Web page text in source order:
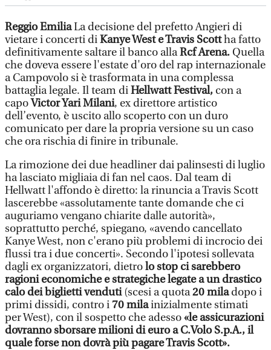
Reggio EmiliaLa decisione del prefetto Angieri di
vietare i concerti diKanye West e Travis Scottha fatto
definitivamente saltare il banco allaRcf Arena. Quella
che doveva essere l'estate d'oro del rap internazionale
a Campovolo si è trasformata in una complessa
battaglia legale. Il team diHellwatt Festival, con a
capoVictor Yari Milani, ex direttore artistico
dell’evento, è uscito allo scoperto con un duro
comunicato per dare la propria versione su un caso
che ora rischia di finire in tribunale.
La rimozione dei due headliner dai palinsesti di luglio
ha lasciato migliaia di fan nel caos. Dal team di
Hellwatt l'affondo è diretto: la rinuncia a Travis Scott
lascerebbe «assolutamente tante domande che ci
auguriamo vengano chiarite dalle autorità»,
soprattutto perché, spiegano, «avendo cancellato
Kanye West, non c'erano più problemi di incrocio dei
flussi tra i due concerti». Secondo l'ipotesi sollevata
dagli ex organizzatori, dietrolo stop ci sarebbero
ragioni economiche e strategiche legate a un drastico
calo dei biglietti venduti(scesi a quota20 miladopo i
primi dissidi, contro i70 milainizialmente stimati
per West), con il sospetto che adesso«le assicurazioni
dovranno sborsare milioni di euro a C.Volo S.p.A., il
quale forse non dovrà più pagare Travis Scott».